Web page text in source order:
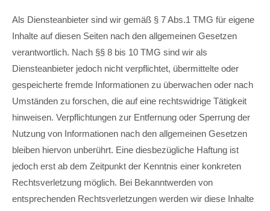
Have any questions?
+44 1234 567 890
Drop us a line
info@yourdomain.com
About us
Lorem ipsum dolor sit amet, consectetuer adipiscing
Aenean commodo ligula eget dolor. Aenean massa. Cum
sociis natoque penatibus et magnis dis parturient montes,
Als Diensteanbieter sind wir gemäß § 7 Abs.1 TMG für eigene
Inhalte auf diesen Seiten nach den allgemeinen Gesetzen
verantwortlich. Nach §§ 8 bis 10 TMG sind wir als
Diensteanbieter jedoch nicht verpflichtet, übermittelte oder
gespeicherte fremde Informationen zu überwachen oder nach
Umständen zu forschen, die auf eine rechtswidrige Tätigkeit
hinweisen. Verpflichtungen zur Entfernung oder Sperrung der
Nutzung von Informationen nach den allgemeinen Gesetzen
bleiben hiervon unberührt. Eine diesbezügliche Haftung ist
jedoch erst ab dem Zeitpunkt der Kenntnis einer konkreten
Rechtsverletzung möglich. Bei Bekanntwerden von
entsprechenden Rechtsverletzungen werden wir diese Inhalte